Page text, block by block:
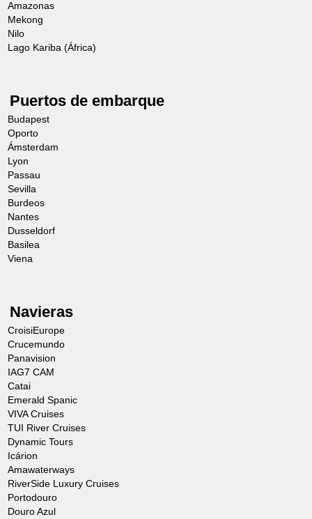
Amazonas
Mekong
Nilo
Lago Kariba (África)
Puertos de embarque
Budapest
Oporto
Ámsterdam
Lyon
Passau
Sevilla
Burdeos
Nantes
Dusseldorf
Basilea
Viena
Navieras
CroisiEurope
Crucemundo
Panavision
IAG7 CAM
Catai
Emerald Spanic
VIVA Cruises
TUI River Cruises
Dynamic Tours
Icárion
Amawaterways
RiverSide Luxury Cruises
Portodouro
Douro Azul